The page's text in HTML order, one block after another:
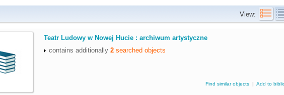
View:
Teatr Ludowy w Nowej Hucie : archiwum artystyczne
contains additionally2 searched objects
Find similar objects |Add to